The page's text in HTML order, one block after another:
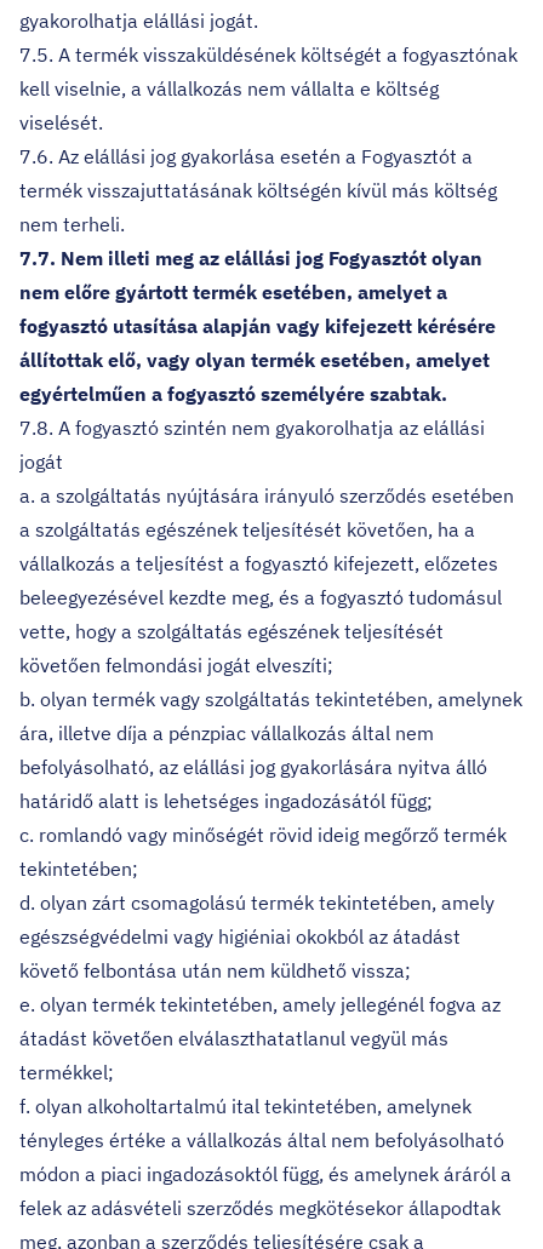
gyakorolhatja elállási jogát.
7.5. A termék visszaküldésének költségét a fogyasztónak
kell viselnie, a vállalkozás nem vállalta e költség
viselését.
7.6. Az elállási jog gyakorlása esetén a Fogyasztót a
termék visszajuttatásának költségén kívül más költség
nem terheli.
7.7. Nem illeti meg az elállási jog Fogyasztót olyan
nem előre gyártott termék esetében, amelyet a
fogyasztó utasítása alapján vagy kifejezett kérésére
állítottak elő, vagy olyan termék esetében, amelyet
egyértelműen a fogyasztó személyére szabtak.
7.8. A fogyasztó szintén nem gyakorolhatja az elállási
jogát
a. a szolgáltatás nyújtására irányuló szerződés esetében
a szolgáltatás egészének teljesítését követően, ha a
vállalkozás a teljesítést a fogyasztó kifejezett, előzetes
beleegyezésével kezdte meg, és a fogyasztó tudomásul
vette, hogy a szolgáltatás egészének teljesítését
követően felmondási jogát elveszíti;
b. olyan termék vagy szolgáltatás tekintetében, amelynek
ára, illetve díja a pénzpiac vállalkozás által nem
befolyásolható, az elállási jog gyakorlására nyitva álló
határidő alatt is lehetséges ingadozásától függ;
c. romlandó vagy minőségét rövid ideig megőrző termék
tekintetében;
d. olyan zárt csomagolású termék tekintetében, amely
egészségvédelmi vagy higiéniai okokból az átadást
követő felbontása után nem küldhető vissza;
e. olyan termék tekintetében, amely jellegénél fogva az
átadást követően elválaszthatatlanul vegyül más
termékkel;
f. olyan alkoholtartalmú ital tekintetében, amelynek
tényleges értéke a vállalkozás által nem befolyásolható
módon a piaci ingadozásoktól függ, és amelynek áráról a
felek az adásvételi szerződés megkötésekor állapodtak
meg, azonban a szerződés teljesítésére csak a